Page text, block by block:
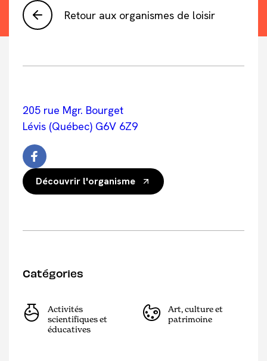
Retour aux organismes de loisir
205 rue Mgr. Bourget
Lévis (Québec) G6V 6Z9
Découvrir l'organisme
Catégories
Activités
scientifiques et
éducatives
Art, culture et
patrimoine